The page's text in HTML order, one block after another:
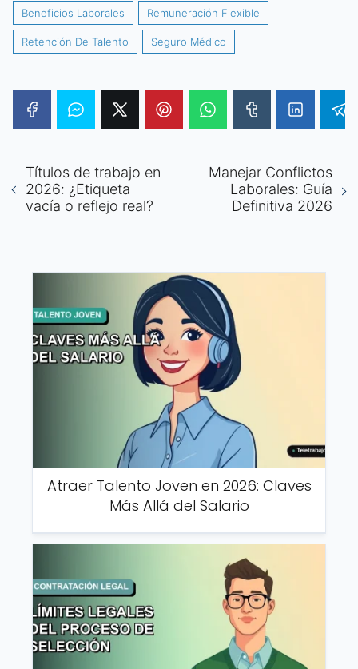
Beneficios Laborales Remuneración Flexible
Retención De Talento Seguro Médico
Títulos de trabajo en
2026: ¿Etiqueta
vacía o reflejo real?
Manejar Conflictos
Laborales: Guía
Definitiva 2026
Atraer Talento Joven en 2026: Claves
Más Allá del Salario